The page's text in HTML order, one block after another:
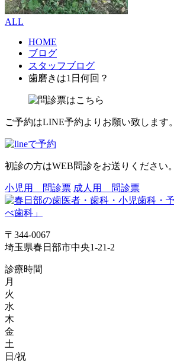
ALL
HOME
ブログ
スタッフブログ
歯磨きは1日何回？
ご予約はLINE予約よりお願い致します。
初診の方はWEB問診をお送りください。
小児用 問診票 成人用 問診票
〒344-0067
埼玉県春日部市中央1-21-2
診療時間
月
火
水
木
金
土
日/祝